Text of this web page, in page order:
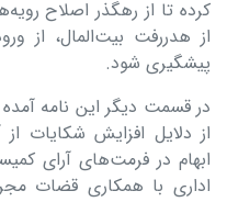
کرده تا از رهگذر اصلاح
از هدررفت بیت‌المال، از
پیشگیری شود.
در قسمت دیگر این نامه
از دلایل افزایش شکایات
ابهام در فرمت‌های آرای
اداری با همکاری قضات